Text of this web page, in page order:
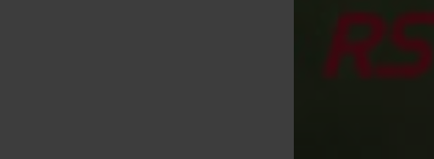
Carp Zoom Line Counter
19 17